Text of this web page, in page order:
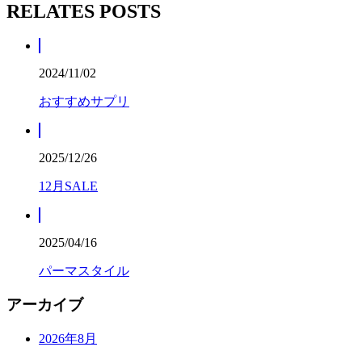
RELATES POSTS
2024/11/02
おすすめサプリ
2025/12/26
12月SALE
2025/04/16
パーマスタイル
アーカイブ
2026年8月